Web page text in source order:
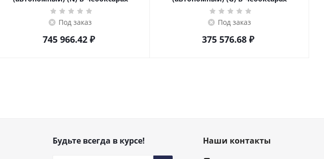
Под заказ
745 966.42₽
Под заказ
375 576.68₽
Будьте всегда в курсе!
Наши контакты